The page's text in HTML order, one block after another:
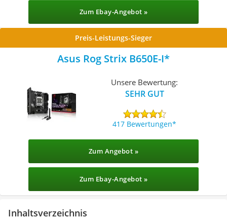
Zum Ebay-Angebot »
Preis-Leistungs-Sieger
Asus Rog Strix B650E-I
Unsere Bewertung:
SEHR GUT
417 Bewertungen
Zum Angebot »
Zum Ebay-Angebot »
Inhaltsverzeichnis